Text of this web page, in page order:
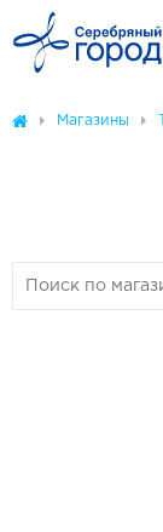
Магазины